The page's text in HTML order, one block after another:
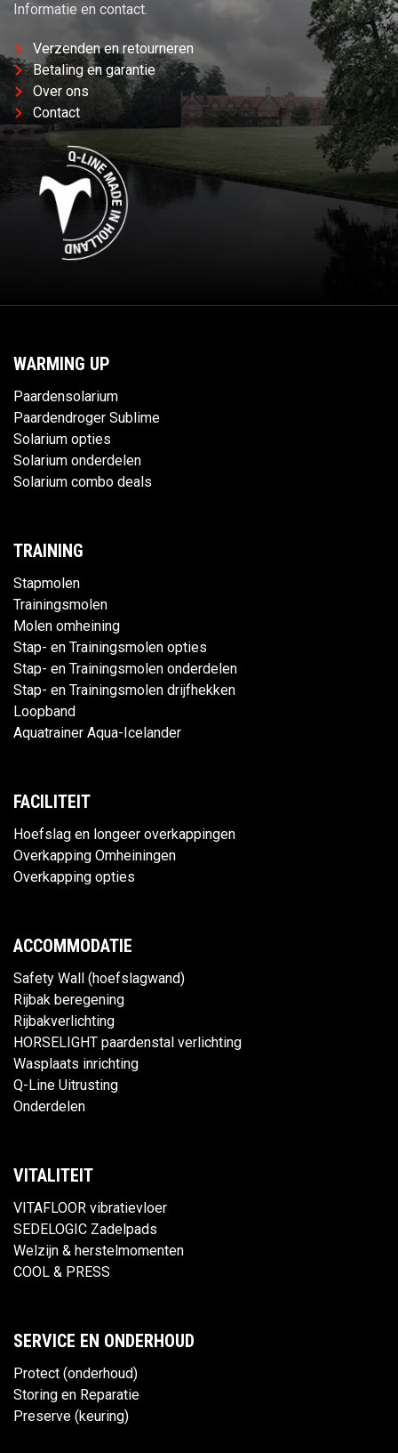
Informatie en contact.
Verzenden en retourneren
Betaling en garantie
Over ons
Contact
WARMING UP
Paardensolarium
Paardendroger Sublime
Solarium opties
Solarium onderdelen
Solarium combo deals
TRAINING
Stapmolen
Trainingsmolen
Molen omheining
Stap- en Trainingsmolen opties
Stap- en Trainingsmolen onderdelen
Stap- en Trainingsmolen drijfhekken
Loopband
Aquatrainer Aqua-Icelander
FACILITEIT
Hoefslag en longeer overkappingen
Overkapping Omheiningen
Overkapping opties
ACCOMMODATIE
Safety Wall (hoefslagwand)
Rijbak beregening
Rijbakverlichting
HORSELIGHT paardenstal verlichting
Wasplaats inrichting
Q-Line Uitrusting
Onderdelen
VITALITEIT
VITAFLOOR vibratievloer
SEDELOGIC Zadelpads
Welzijn & herstelmomenten
COOL & PRESS
SERVICE EN ONDERHOUD
Protect (onderhoud)
Storing en Reparatie
Preserve (keuring)